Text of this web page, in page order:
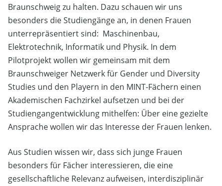
Braunschweig zu halten. Dazu schauen wir uns
besonders die Studiengänge an, in denen Frauen
unterrepräsentiert sind: Maschinenbau,
Elektrotechnik, Informatik und Physik. In dem
Pilotprojekt wollen wir gemeinsam mit dem
Braunschweiger Netzwerk für Gender und Diversity
Studies und den Playern in den MINT-Fächern einen
Akademischen Fachzirkel aufsetzen und bei der
Studiengangentwicklung mithelfen: Über eine gezielte
Ansprache wollen wir das Interesse der Frauen lenken.
Aus Studien wissen wir, dass sich junge Frauen
besonders für Fächer interessieren, die eine
gesellschaftliche Relevanz aufweisen, interdisziplinär